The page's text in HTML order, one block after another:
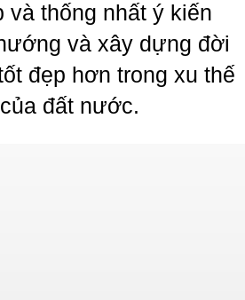
và thống nhất ý kiến
và xây dựng đời
đẹp hơn trong xu thế
đất nước.